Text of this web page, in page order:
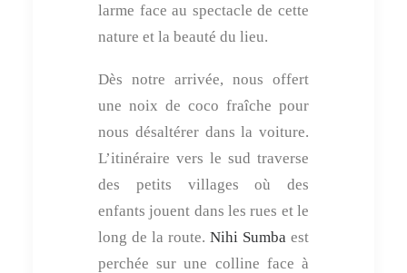
larme face au spectacle de cette
nature et la beauté du lieu.
Dès notre arrivée, nous offert
une noix de coco fraîche pour
nous désaltérer dans la voiture.
L’itinéraire vers le sud traverse
des petits villages où des
enfants jouent dans les rues et le
long de la route. Nihi Sumba est
perchée sur une colline face à